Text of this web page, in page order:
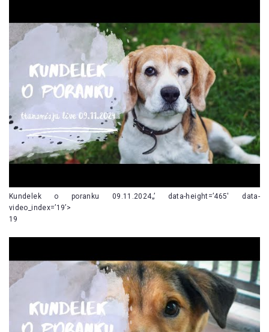
Kundelek o poranku 09.11.2024„’ data-height=’465′ data-
video_index=’19’>
19